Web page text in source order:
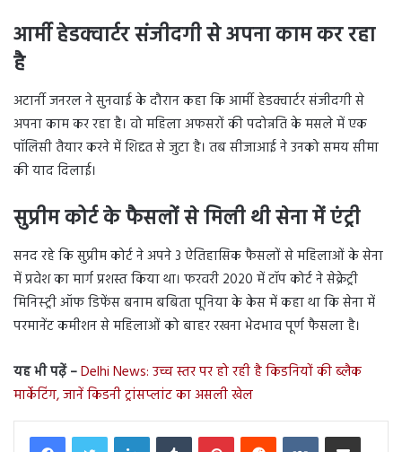
आर्मी हेडक्वार्टर संजीदगी से अपना काम कर रहा
है
अटार्नी जनरल ने सुनवाई के दौरान कहा कि आर्मी हेडक्वार्टर संजीदगी से
अपना काम कर रहा है। वो महिला अफसरों की पदोन्नति के मसले में एक
पॉलिसी तैयार करने में शिद्दत से जुटा है। तब सीजाआई ने उनको समय सीमा
की याद दिलाई।
सुप्रीम कोर्ट के फैसलों से मिली थी सेना में एंट्री
सनद रहे कि सुप्रीम कोर्ट ने अपने 3 ऐतिहासिक फैसलों से महिलाओं के सेना
में प्रवेश का मार्ग प्रशस्त किया था। फरवरी 2020 में टॉप कोर्ट ने सेक्रेट्री
मिनिस्ट्री ऑफ डिफेंस बनाम बबिता पूनिया के केस में कहा था कि सेना में
परमानेंट कमीशन से महिलाओं को बाहर रखना भेदभाव पूर्ण फैसला है।
यह भी पढ़ें –Delhi News: उच्च स्तर पर हो रही है किडनियों की ब्लैक
मार्केटिंग, जानें किडनी ट्रांसप्लांट का असली खेल
LinkedInTumblr PinterestReddit VKontakteShare via Email